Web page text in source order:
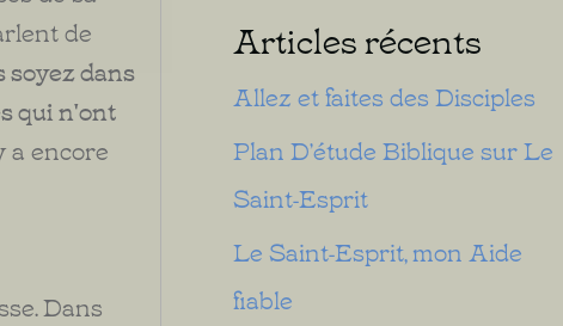
de
soyez dans
qui n'ont
a encore
Dans
Articles récents
Allez et faites des Disciples
Plan D’étude Biblique sur Le
Saint-Esprit
Le Saint-Esprit, mon Aide
fiable